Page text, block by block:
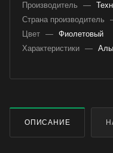
Производитель
—
Страна производитель
Цвет — Фиолетовый
Характеристики —
ОПИСАНИЕ